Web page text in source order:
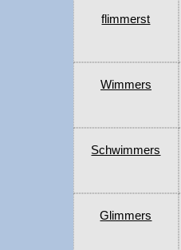
flimmerst
Wimmers
Schwimmers
Glimmers